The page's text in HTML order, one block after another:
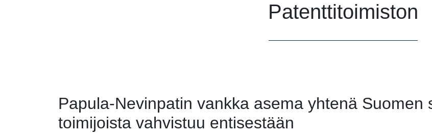
Patenttitoimiston
Papula-Nevinpatin vankka asema yhtenä Suomen
toimijoista vahvistuu entisestään